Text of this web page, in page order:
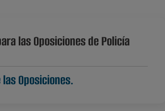
las Oposiciones de Policía
Oposiciones.